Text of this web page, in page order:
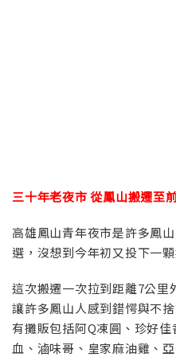
三十年老夜市 從鳳山搬遷至
高雄鳳山青年夜市是許多鳳
選，沒想到今年初又投下一
這次搬遷一次拉到距離7公里
讓許多鳳山人感到錯愕與不
有攤販包括阿Q凍圓、珍好
血、滷味哥、皇家麻油雞、